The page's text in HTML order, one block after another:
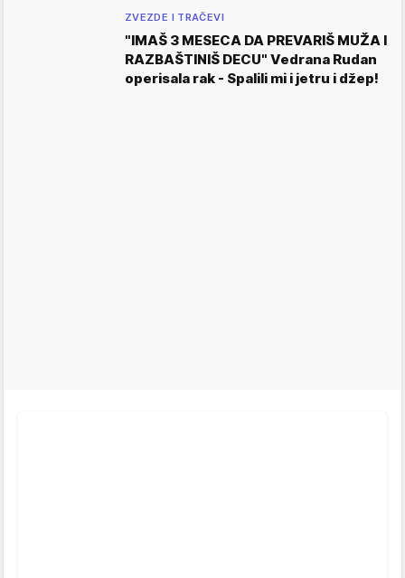
ZVEZDE I TRAČEVI
"IMAŠ 3 MESECA DA PREVARIŠ MUŽA I
RAZBAŠTINIŠ DECU" Vedrana Rudan
operisala rak - Spalili mi i jetru i džep!